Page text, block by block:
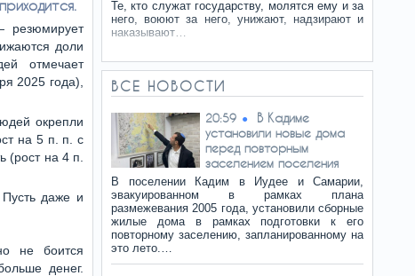
резюмирует
доли
отмечает
2025 года),
окрепли
на 5 п. п. с
(рост на 4 п.
даже и
не боится
денег.
Те, кто служат государству, молятся ему и за
него, воюют за него, унижают, надзирают и
наказывают…
ВСЕ НОВОСТИ
20:59
В Кадиме
установили новые дома
перед повторным
заселением поселения
В поселении Кадим в Иудее и Самарии,
эвакуированном в рамках плана
размежевания 2005 года, установили сборные
жилые дома в рамках подготовки к его
повторному заселению, запланированному на
это лето.…